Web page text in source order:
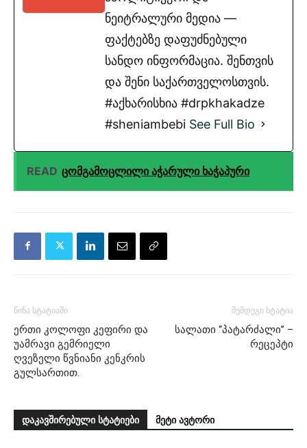
ნეიტრალური მედია —
ფაქტებზე დაფუძნებული
სანდო ინფორმაცია. შენთვის
და შენი საქართველოსთვის.
#აქხარისხია #drpkhakadze
#sheniambebi See Full Bio
READ ცომგამოცლილი აჭარული ხაჭაპური
წინა სტატიაში
ერთი კოლოფი კეფირი და
უამრავი გემრიელი
ღვეზელი წვნიანი კენკრის
გულსართით.
შემდეგი სტატია
სალათი “პატარძალი” –
რეცეპტი
დაკავშირებული სტატიები მეტი ავტორი